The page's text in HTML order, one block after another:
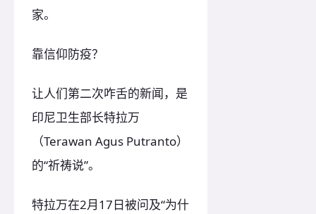
家。
靠信仰防疫？
让人们第二次咋舌的新闻，是
印尼卫生部长特拉万
（Terawan Agus Putranto）
的“祈祷说”。
特拉万在2月17日被问及“为什